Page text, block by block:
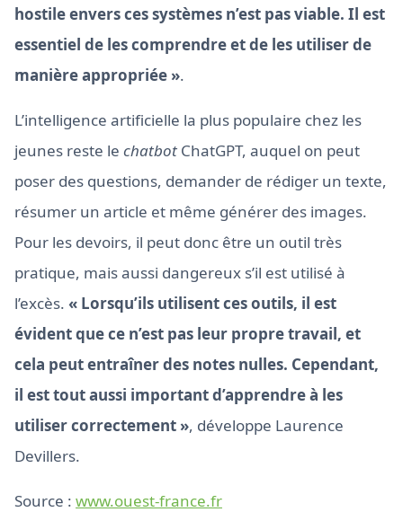
hostile envers ces systèmes n’est pas viable. Il est
essentiel de les comprendre et de les utiliser de
manière appropriée ».
L’intelligence artificielle la plus populaire chez les
jeunes reste le chatbot ChatGPT, auquel on peut
poser des questions, demander de rédiger un texte,
résumer un article et même générer des images.
Pour les devoirs, il peut donc être un outil très
pratique, mais aussi dangereux s’il est utilisé à
l’excès. « Lorsqu’ils utilisent ces outils, il est
évident que ce n’est pas leur propre travail, et
cela peut entraîner des notes nulles. Cependant,
il est tout aussi important d’apprendre à les
utiliser correctement », développe Laurence
Devillers.
Source : www.ouest-france.fr